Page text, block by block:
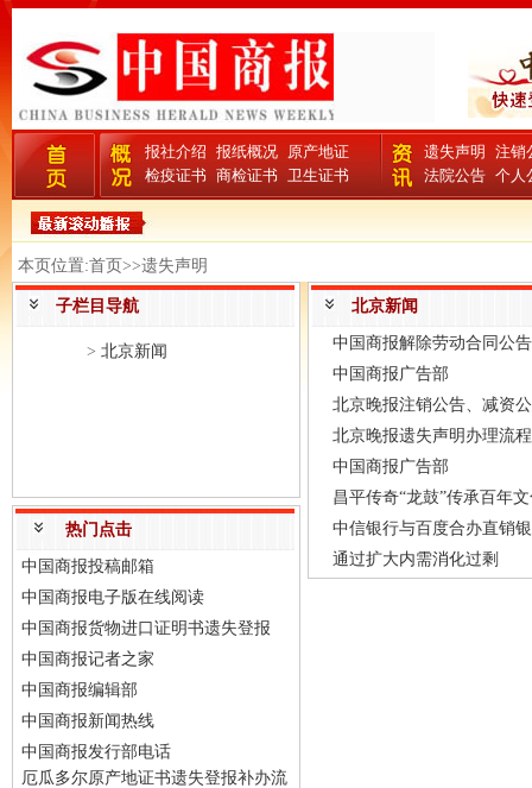
报社介绍 报纸概况 原产地证
检疫证书 商检证书 卫生证书
遗失声明
注销
法院公告 个人
本页位置:首页>>遗失声明
子栏目导航
> 北京新闻
热门点击
中国商报投稿邮箱
中国商报电子版在线阅读
中国商报货物进口证明书遗失登报
中国商报记者之家
中国商报编辑部
中国商报新闻热线
中国商报发行部电话
厄瓜多尔原产地证书遗失登报补办流
北京新闻
中国商报解除劳动合同公
中国商报广告部
北京晚报注销公告、减资
北京晚报遗失声明办理流
中国商报广告部
昌平传奇“龙鼓”传承百年
中信银行与百度合办直销
通过扩大内需消化过剩